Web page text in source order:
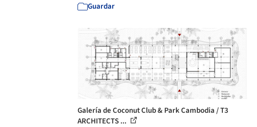
Guardar
Galería de Coconut Club & Park Cambodia / T3
ARCHITECTS ...